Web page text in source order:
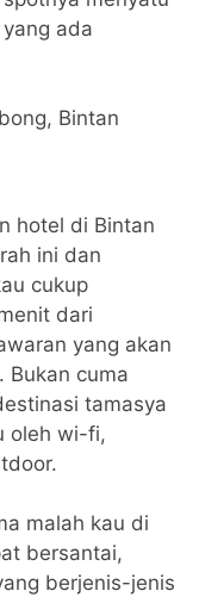
ada
Bintan
hotel di Bintan
ini dan
cukup
dari
yang akan
Bukan cuma
tamasya
oleh wi-fi,
malah kau di
bersantai,
berjenis-jenis